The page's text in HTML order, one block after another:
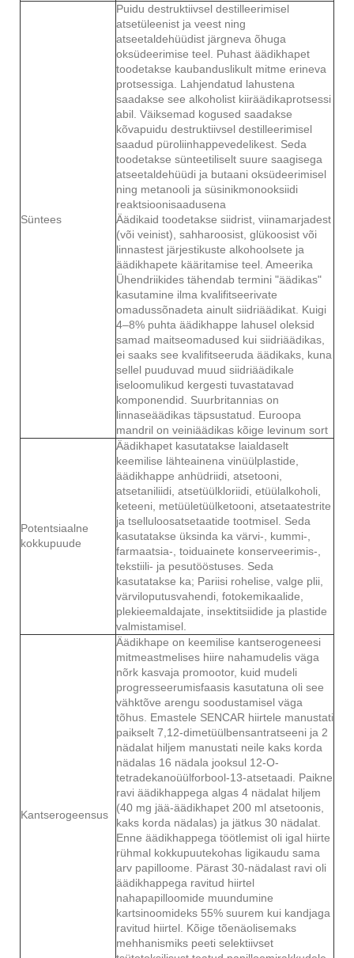
Süntees
Puidu destruktiivsel destilleerimisel
atsetüleenist ja veest ning
atseetaldehüüdist järgneva õhuga
oksüdeerimise teel. Puhast äädikhapet
toodetakse kaubanduslikult mitme erineva
protsessiga. Lahjendatud lahustena
saadakse see alkoholist kiiräädikaprotsessi
abil. Väiksemad kogused saadakse
kõvapuidu destruktiivsel destilleerimisel
saadud püroliinhappevedelikest. Seda
toodetakse sünteetiliselt suure saagisega
atseetaldehüüdi ja butaani oksüdeerimisel
ning metanooli ja süsinikmonooksiidi
reaktsioonisaadusena
Äädikaid toodetakse siidrist, viinamarjadest
(või veinist), sahharoosist, glükoosist või
linnastest järjestikuste alkohoolsete ja
äädikhapete kääritamise teel. Ameerika
Ühendriikides tähendab termini "äädikas"
kasutamine ilma kvalifitseerivate
omadussõnadeta ainult siidriäädikat. Kuigi
4–8% puhta äädikhappe lahusel oleksid
samad maitseomadused kui siidriäädikas,
ei saaks see kvalifitseeruda äädikaks, kuna
sellel puuduvad muud siidriäädikale
iseloomulikud kergesti tuvastatavad
komponendid. Suurbritannias on
linnaseäädikas täpsustatud. Euroopa
mandril on veiniäädikas kõige levinum sort
Potentsiaalne
kokkupuude
Äädikhapet kasutatakse laialdaselt
keemilise lähteainena vinüülplastide,
äädikhappe anhüdriidi, atsetooni,
atsetaniliidi, atsetüülkloriidi, etüülalkoholi,
keteeni, metüületüülketooni, atsetaatestrite
ja tselluloosatsetaatide tootmisel. Seda
kasutatakse üksinda ka värvi-, kummi-,
farmaatsia-, toiduainete konserveerimis-,
tekstiili- ja pesutööstuses. Seda
kasutatakse ka; Pariisi rohelise, valge plii,
värviloputusvahendi, fotokemikaalide,
plekieemaldajate, insektitsiidide ja plastide
valmistamisel.
Kantserogeensus
Äädikhape on keemilise kantserogeneesi
mitmeastmelises hiire nahamudelis väga
nõrk kasvaja promootor, kuid mudeli
progresseerumisfaasis kasutatuna oli see
vähktõve arengu soodustamisel väga
tõhus. Emastele SENCAR hiirtele manustati
paikselt 7,12-dimetüülbensantratseeni ja 2
nädalat hiljem manustati neile kaks korda
nädalas 16 nädala jooksul 12-O-
tetradekanoüülforbool-13-atsetaadi. Paikne
ravi äädikhappega algas 4 nädalat hiljem
(40 mg jää-äädikhapet 200 ml atsetoonis,
kaks korda nädalas) ja jätkus 30 nädalat.
Enne äädikhappega töötlemist oli igal hiirte
rühmal kokkupuutekohas ligikaudu sama
arv papilloome. Pärast 30-nädalast ravi oli
äädikhappega ravitud hiirtel
nahapapilloomide muundumine
kartsinoomideks 55% suurem kui kandjaga
ravitud hiirtel. Kõige tõenäolisemaks
mehhanismiks peeti selektiivset